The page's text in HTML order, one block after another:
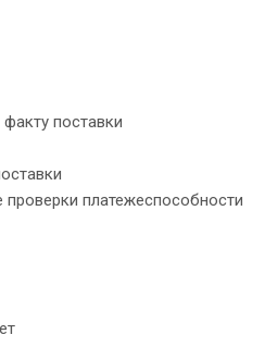
поставки
проверки платежеспособности